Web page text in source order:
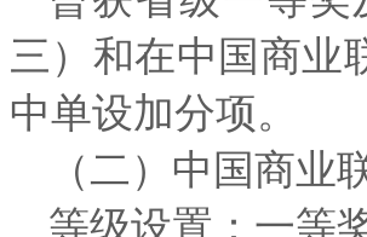
三）和在中国商业
中单设加分项。
（二）中国商业
等级设置：一等